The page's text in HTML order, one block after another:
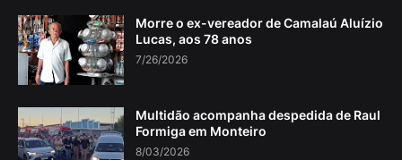
Morre o ex-vereador de Camalaú Aluízio
Lucas, aos 78 anos
7/26/2026
Multidão acompanha despedida de Raul
Formiga em Monteiro
8/03/2026